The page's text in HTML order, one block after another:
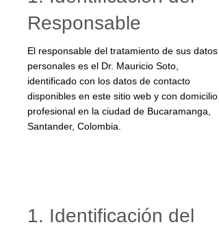
Responsable
El responsable del tratamiento de sus datos
personales es el Dr. Mauricio Soto,
identificado con los datos de contacto
disponibles en este sitio web y con domicilio
profesional en la ciudad de Bucaramanga,
Santander, Colombia.
1. Identificación del